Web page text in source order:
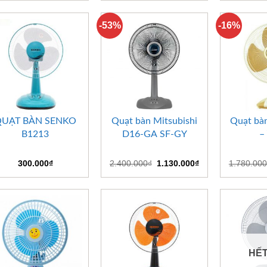
là:
500.000₫.
tại
là:
330.000₫.
BÀN SENKO
B1213
300.000₫
-53%
Quạt bàn Mitsubishi
D16-GA SF-GY
2.400.000₫ Giá
là:
2.400.000₫.
1.130.000₫Giá
tại
là:
-16%
Quạt
–
1.780.000